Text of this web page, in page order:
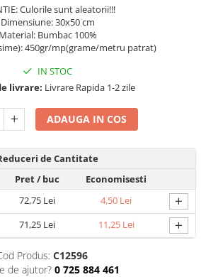
Culorile sunt aleatorii!!!
Dimensiune: 30x50 cm
Material: Bumbac 100%
450gr/mp(grame/metru patrat)
IN STOC
livrare: Livrare Rapida 1-2 zile
ADAUGA IN COS
de Cantitate
Pret/ buc
Economisesti
72,75 Lei 4,50 Lei +
71,25 Lei 11,25 Lei +
Produs: C12596
de ajutor? 0 725 884 461